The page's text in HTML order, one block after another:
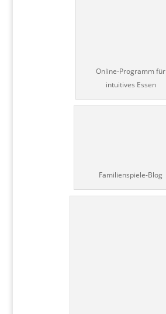
Online-Programm für
intuitives Essen
Familienspiele-Blog